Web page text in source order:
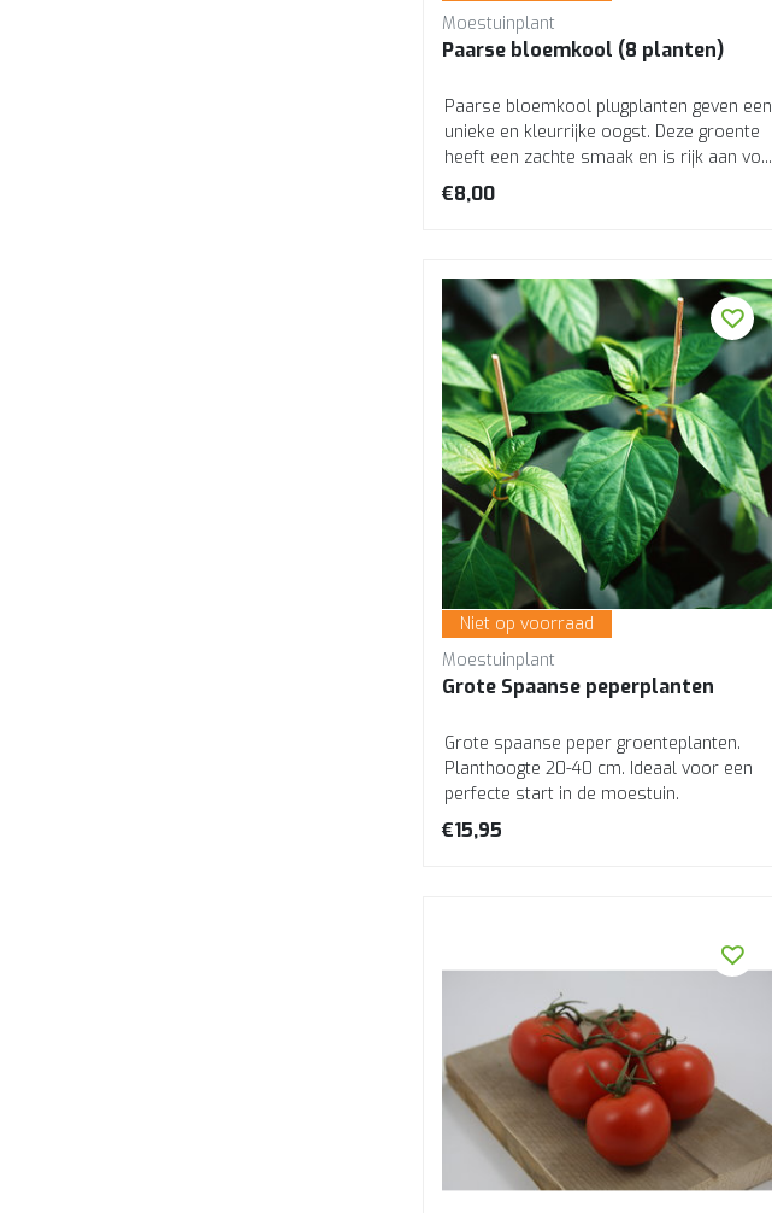
Moestuinplant
Paarse bloemkool (8 planten)
Paarse bloemkool plugplanten geven een
unieke en kleurrijke oogst. Deze groente
heeft een zachte smaak en is rijk aan vo...
€8,00
Niet op voorraad
Moestuinplant
Grote Spaanse peperplanten
Grote spaanse peper groenteplanten.
Planthoogte 20-40 cm. Ideaal voor een
perfecte start in de moestuin.
Professionele k...
€15,95